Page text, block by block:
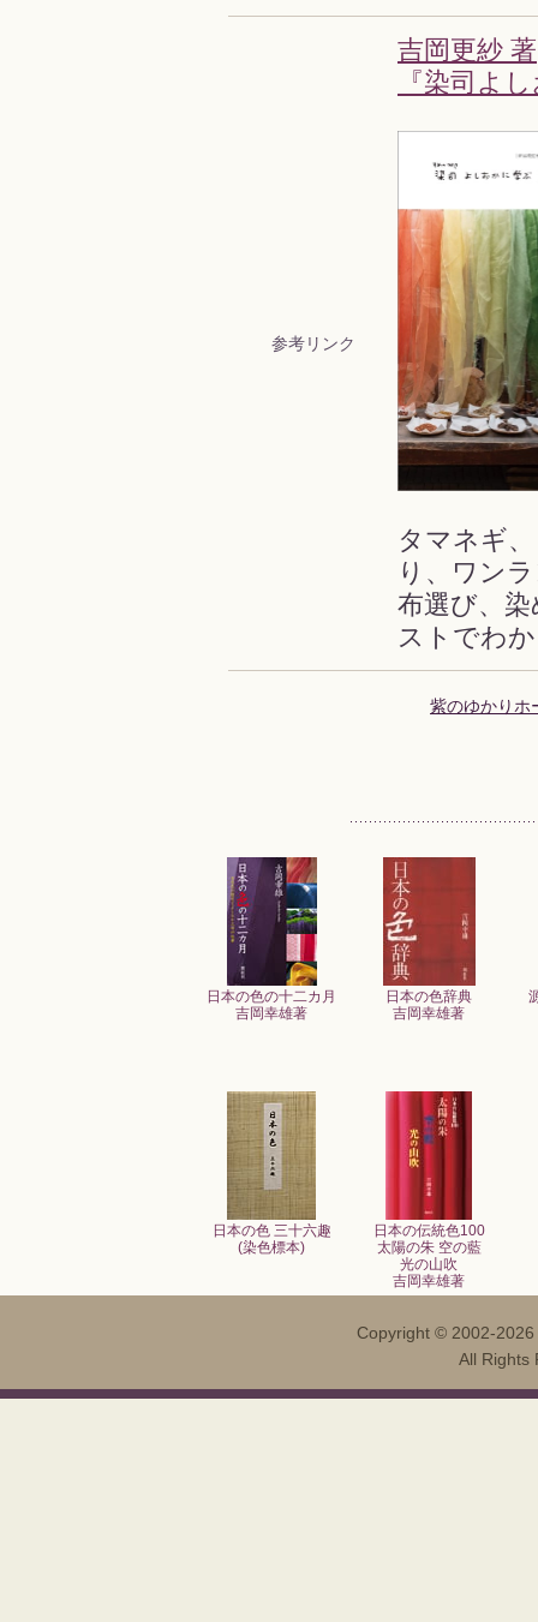
参考リンク
吉岡更紗 著
『染司よ
タマネギ
り、ワン
布選び、
ストでわ
紫のゆかりホ
日本の色の十二カ月
吉岡幸雄著
日本の色辞典
吉岡幸雄著
日本の色 三十六趣
(染色標本)
日本の伝統色100
太陽の朱 空の藍
光の山吹
吉岡幸雄著
Copyright © 2002-2026
All Rights